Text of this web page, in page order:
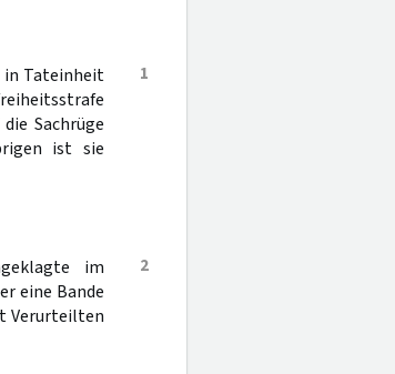
1
in Tateinheit
Sachrüge
ist sie
2
im
eine Bande
Verurteilten